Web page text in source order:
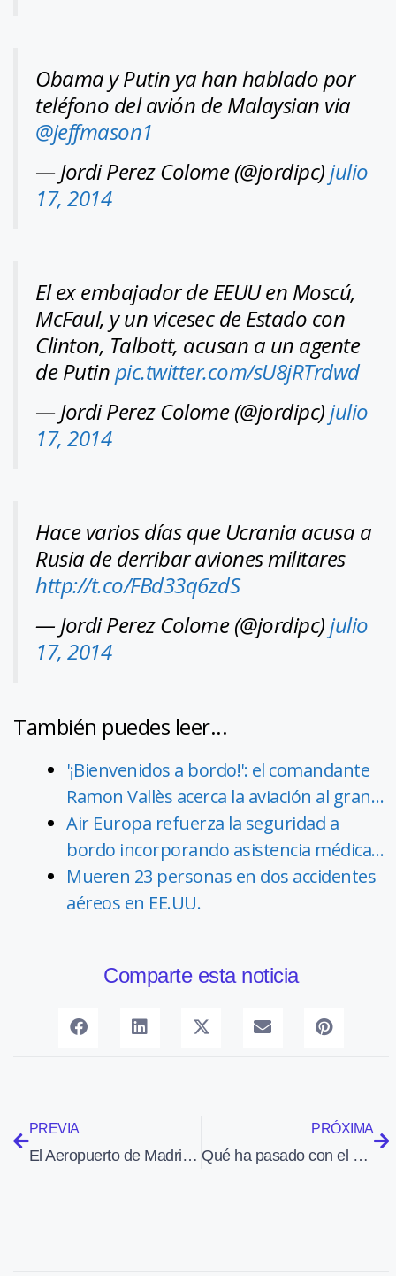
Obama y Putin ya han hablado por
teléfono del avión de Malaysian via
@jeffmason1
— Jordi Perez Colome (@jordipc)julio
17, 2014
El ex embajador de EEUU en Moscú,
McFaul, y un vicesec de Estado con
Clinton, Talbott, acusan a un agente
de Putinpic.twitter.com/sU8jRTrdwd
— Jordi Perez Colome (@jordipc)julio
17, 2014
Hace varios días que Ucrania acusa a
Rusia de derribar aviones militares
http://t.co/FBd33q6zdS
— Jordi Perez Colome (@jordipc)julio
17, 2014
También puedes leer...
'¡Bienvenidos a bordo!': el comandante
Ramon Vallès acerca la aviación al gran…
Air Europa refuerza la seguridad a
bordo incorporando asistencia médica…
Mueren 23 personas en dos accidentes
aéreos en EE.UU.
Comparte esta noticia
PREVIA
El Aeropuerto de Madrid-Barajas completa su integración en el programa A-CDM para optimizar el tráfico aéreo
PRÓXIMA
Qué ha pasado con el avión de Malaysia Airlines en Ucrania en seis puntos